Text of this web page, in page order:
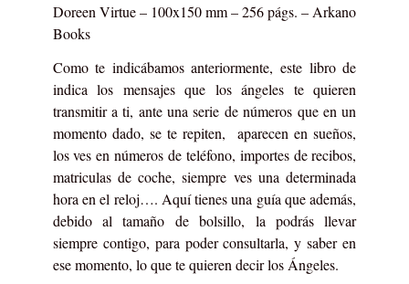
Doreen Virtue – 100x150 mm – 256 págs. – Arkano
Books
Como te indicábamos anteriormente, este libro de
indica los mensajes que los ángeles te quieren
transmitir a ti, ante una serie de números que en un
momento dado, se te repiten, aparecen en sueños,
los ves en números de teléfono, importes de recibos,
matriculas de coche, siempre ves una determinada
hora en el reloj…. Aquí tienes una guía que además,
debido al tamaño de bolsillo, la podrás llevar
siempre contigo, para poder consultarla, y saber en
ese momento, lo que te quieren decir los Ángeles.